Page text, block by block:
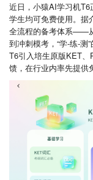
近日，小猿AI学习机
学生均可免费使用。据
全流程的备考体系——
到冲刺模考，“学-练-测
T6引入培生原版KET
馈，在行业内率先提供